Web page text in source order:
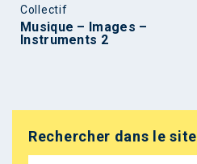
Collectif
Musique – Images –
Instruments 2
Rechercher dans le site